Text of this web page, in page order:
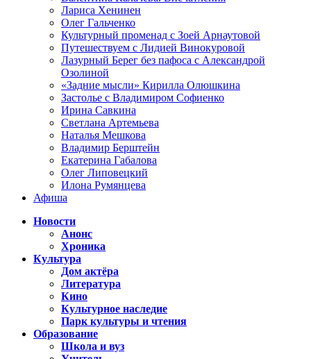
Лариса Хенинен
Олег Гальченко
Культурный променад с Зоей Арнаутовой
Путешествуем с Лидией Винокуровой
Лазурный Берег без пафоса с Александрой
Озолиной
«Задние мысли» Кирилла Олюшкина
Застолье с Владимиром Софиенко
Ирина Савкина
Светлана Артемьева
Наталья Мешкова
Владимир Берштейн
Екатерина Габалова
Олег Липовецкий
Илона Румянцева
Афиша
Новости
Анонс
Хроника
Культура
Дом актёра
Литература
Кино
Культурное наследие
Парк культуры и чтения
Образование
Школа и вуз